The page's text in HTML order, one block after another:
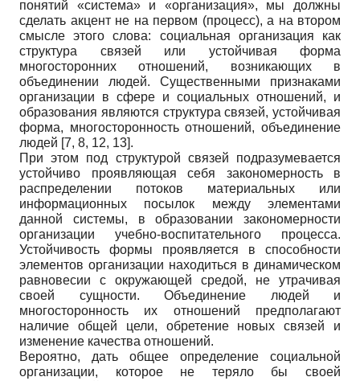
понятий «система» и «организация», мы должны
сделать акцент не на первом (процесс), а на втором
смысле этого слова: социальная организация как
структура связей или устойчивая форма
многосторонних отношений, возникающих в
объединении людей. Существенными признаками
организации в сфере и социальных отношений, и
образования являются структура связей, устойчивая
форма, многосторонность отношений, объединение
людей [7, 8, 12, 13].
При этом под структурой связей подразумевается
устойчиво проявляющая себя закономерность в
распределении потоков материальных или
информационных посылок между элементами
данной системы, в образовании закономерности
организации учебно-воспитательного процесса.
Устойчивость формы проявляется в способности
элементов организации находиться в динамическом
равновесии с окружающей средой, не утрачивая
своей сущности. Объединение людей и
многосторонность их отношений предполагают
наличие общей цели, обретение новых связей и
изменение качества отношений.
Вероятно, дать общее определение социальной
организации, которое не теряло бы своей